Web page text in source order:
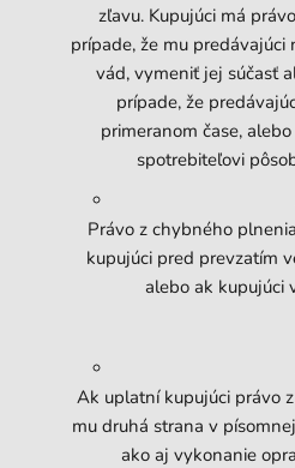
zľavu. Kupujúci má
prípade, že mu
vád, vymeniť jej súčasť
prípade, že
primeranom čase,
spotrebiteľovi
Právo z chybného
kupujúci pred prevzatím
alebo ak kupujúci
Ak uplatní kupujúci právo
mu druhá strana v
ako aj vykonanie